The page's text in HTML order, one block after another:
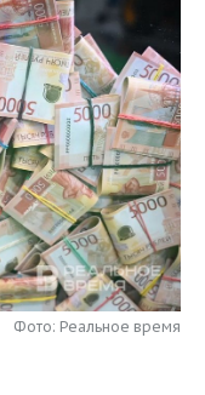
Фото: Реальное время